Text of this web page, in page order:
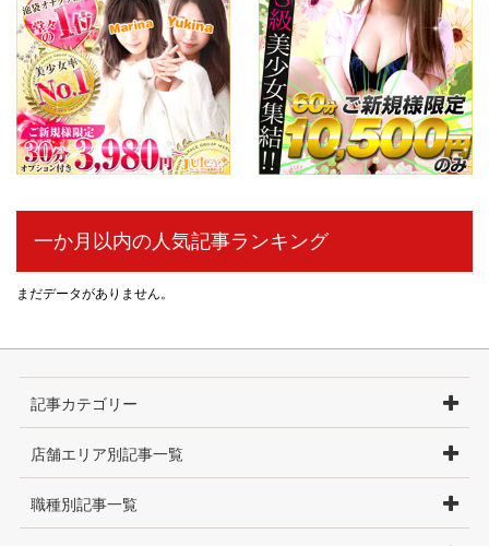
一か月以内の人気記事ランキング
まだデータがありません。
記事カテゴリー
店舗エリア別記事一覧
職種別記事一覧